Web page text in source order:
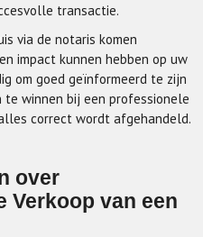
transactie.
via de notaris komen
impact kunnen hebben op uw
om goed geïnformeerd te zijn
te winnen bij een professionele
correct wordt afgehandeld.
over
Verkoop van een